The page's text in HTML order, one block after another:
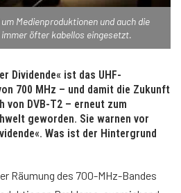
Medienproduktionen und auch die
öfter kabellos eingesetzt.
Dividende« ist das UHF-
700 MHz – und damit die Zukunft
von DVB-T2 – erneut zum
geworden. Sie warnen vor
Was ist der Hintergrund
Räumung des 700-MHz-Bandes